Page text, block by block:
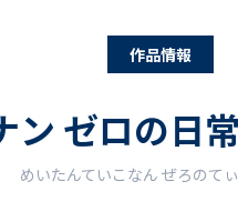
作品情報
ン ゼロの日
めいたんていこなん ぜろのて